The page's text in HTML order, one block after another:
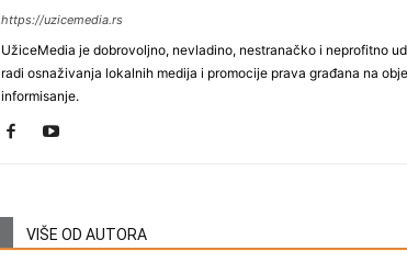
https://uzicemedia.rs
UžiceMedia je dobrovoljno, nevladino, nestranačko i neprofitno
radi osnaživanja lokalnih medija i promocije prava građana na
informisanje.
VIŠE OD AUTORA